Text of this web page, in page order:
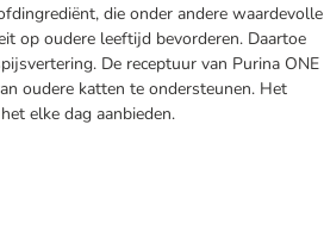
die onder andere waardevolle
op oudere leeftijd bevorderen. Daartoe
De receptuur van Purina ONE
oudere katten te ondersteunen. Het
elke dag aanbieden.